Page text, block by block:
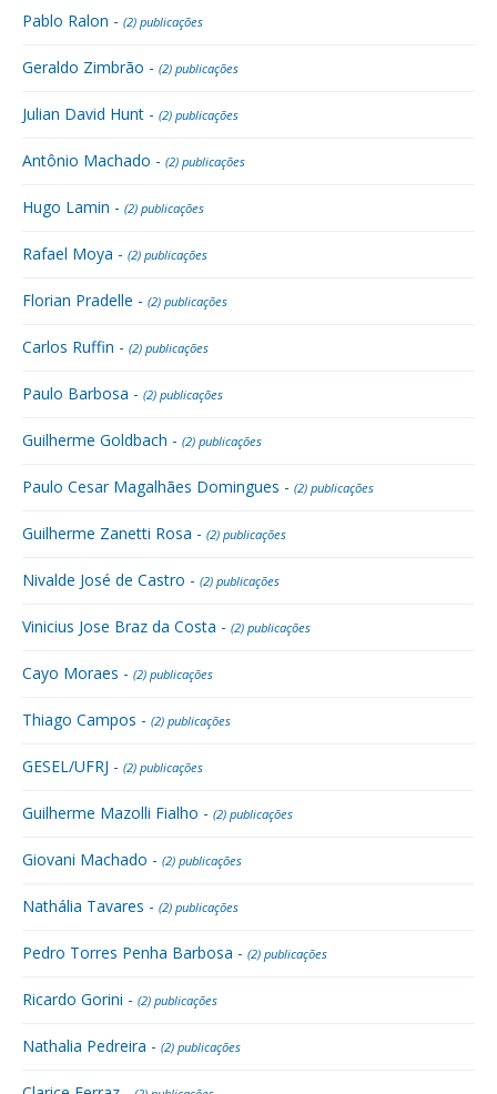
Pablo Ralon - (2) publicações
Geraldo Zimbrão - (2) publicações
Julian David Hunt - (2) publicações
Antônio Machado - (2) publicações
Hugo Lamin - (2) publicações
Rafael Moya - (2) publicações
Florian Pradelle - (2) publicações
Carlos Ruffin - (2) publicações
Paulo Barbosa - (2) publicações
Guilherme Goldbach - (2) publicações
Paulo Cesar Magalhães Domingues - (2) publicações
Guilherme Zanetti Rosa - (2) publicações
Nivalde José de Castro - (2) publicações
Vinicius Jose Braz da Costa - (2) publicações
Cayo Moraes - (2) publicações
Thiago Campos - (2) publicações
GESEL/UFRJ - (2) publicações
Guilherme Mazolli Fialho - (2) publicações
Giovani Machado - (2) publicações
Nathália Tavares - (2) publicações
Pedro Torres Penha Barbosa - (2) publicações
Ricardo Gorini - (2) publicações
Nathalia Pedreira - (2) publicações